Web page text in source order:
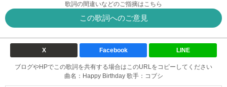
歌詞の間違いなどのご指摘はこちら
この歌詞へのご意見
X Facebook LINE
ブログやHPでこの歌詞を共有する場合はこのURLをコピーしてください
曲名：Happy Birthday 歌手：コブシ